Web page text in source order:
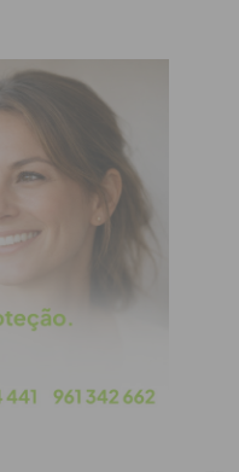
por e-mail e
a informação
os